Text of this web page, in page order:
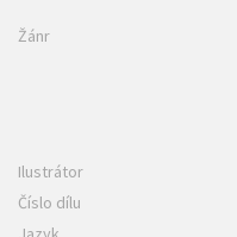
Žánr
Ilustrátor
Číslo dílu